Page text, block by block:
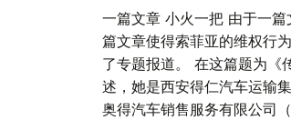
一篇文章 小火一把 由于一
篇文章使得索菲亚的维权行
了专题报道。 在这篇题为《
述，她是西安得仁汽车运输
奥得汽车销售服务有限公司